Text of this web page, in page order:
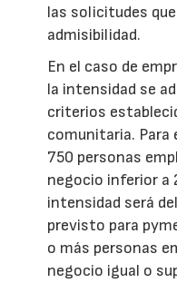
las solicitudes
admisibilidad.
En el caso de
la intensidad se
criterios
comunitaria. Para
750 personas
negocio inferior a
intensidad será
previsto para
o más personas
negocio igual o